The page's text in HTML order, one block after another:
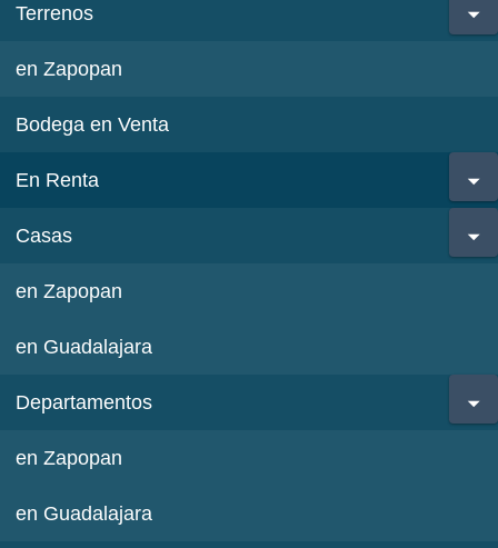
Terrenos
en Zapopan
Bodega en Venta
En Renta
Casas
en Zapopan
en Guadalajara
Departamentos
en Zapopan
en Guadalajara